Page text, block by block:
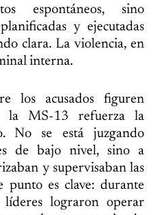
espontáneos, sino
y ejecutadas
clara. La violencia, en
interna.
los acusados figuren
la MS-13 refuerza la
No se está juzgando
de bajo nivel, sino a
y supervisaban las
punto es clave: durante
líderes lograron operar